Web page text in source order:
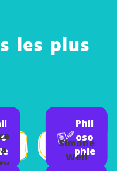
les plus
Phil
oso
phie
Simone
Weil